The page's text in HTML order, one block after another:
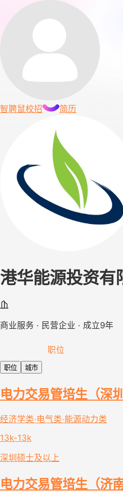
智聘鼠校招 简历
港华能源投资有
商业服务 · 民营企业 · 成立9年
职位
职位 城市
电力交易管培生（深圳
经济学类·电气类·能源动力类
13k-13k
深圳 硕士及以上
电力交易管培生（济南